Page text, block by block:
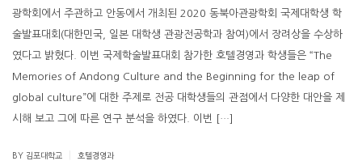
광학회에서 주관하고 안동에서 개최된 2020 동북아관광학회 국제대학생 학
술발표대회(대한민국, 일본 대학생 관광전공학과 참여)에서 장려상을 수상하
였다고 밝혔다. 이번 국제학술발표대회 참가한 호텔경영과 학생들은 “The
Memories of Andong Culture and the Beginning for the leap of
global culture”에 대한 주제로 전공 대학생들의 관점에서 다양한 대안을 제
시해 보고 그에 따른 연구 분석을 하였다. 이번 […]
BY 김포대학교 호텔경영과